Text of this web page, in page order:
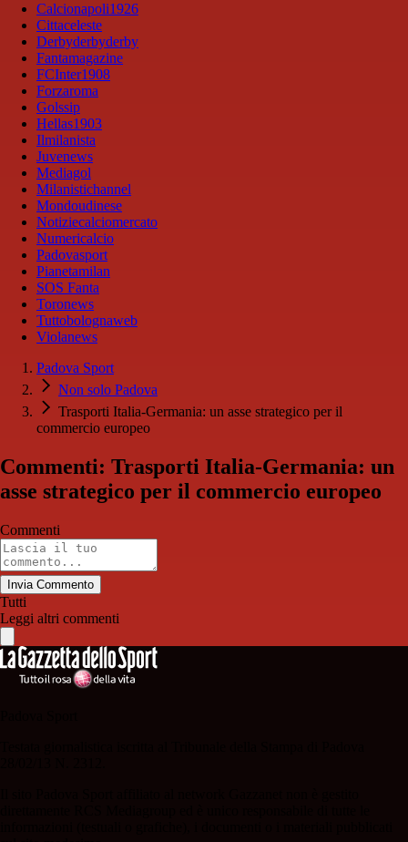
Calcionapoli1926
Cittaceleste
Derbyderbyderby
Fantamagazine
FCInter1908
Forzaroma
Golssip
Hellas1903
Ilmilanista
Juvenews
Mediagol
Milanistichannel
Mondoudinese
Notiziecalciomercato
Numericalcio
Padovasport
Pianetamilan
SOS Fanta
Toronews
Tuttobolognaweb
Violanews
Padova Sport
Non solo Padova
Trasporti Italia-Germania: un asse strategico per il
commercio europeo
Commenti: Trasporti Italia-Germania: un
asse strategico per il commercio europeo
Commenti
Invia Commento
Tutti
Leggi altri commenti